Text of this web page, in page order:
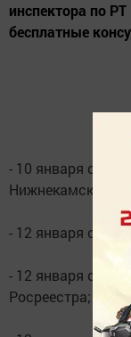
инспектора по
бесплатные
- 10 января с
Нижнекамской
- 12 января с
- 12 января с
Росреестра;